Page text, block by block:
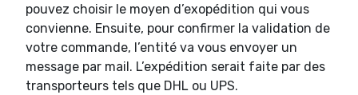
pouvez choisir le moyen d’exopédition qui vous
convienne. Ensuite, pour confirmer la validation de
votre commande, l’entité va vous envoyer un
message par mail. L’expédition serait faite par des
transporteurs tels que DHL ou UPS.